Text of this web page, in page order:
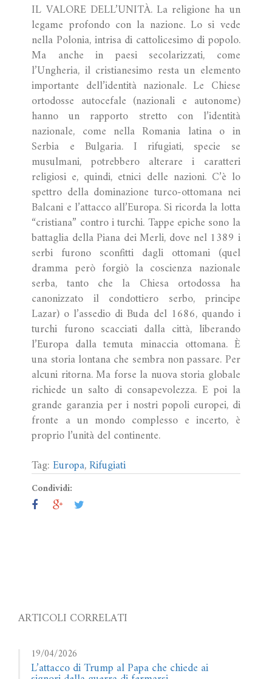
IL VALORE DELL’UNITÀ. La religione ha un
legame profondo con la nazione. Lo si vede
nella Polonia, intrisa di cattolicesimo di popolo.
Ma anche in paesi secolarizzati, come
l’Ungheria, il cristianesimo resta un elemento
importante dell’identità nazionale. Le Chiese
ortodosse autocefale (nazionali e autonome)
hanno un rapporto stretto con l’identità
nazionale, come nella Romania latina o in
Serbia e Bulgaria. I rifugiati, specie se
musulmani, potrebbero alterare i caratteri
religiosi e, quindi, etnici delle nazioni. C’è lo
spettro della dominazione turco-ottomana nei
Balcani e l’attacco all’Europa. Si ricorda la lotta
“cristiana” contro i turchi. Tappe epiche sono la
battaglia della Piana dei Merli, dove nel 1389 i
serbi furono sconfitti dagli ottomani (quel
dramma però forgiò la coscienza nazionale
serba, tanto che la Chiesa ortodossa ha
canonizzato il condottiero serbo, principe
Lazar) o l’assedio di Buda del 1686, quando i
turchi furono scacciati dalla città, liberando
l’Europa dalla temuta minaccia ottomana. È
una storia lontana che sembra non passare. Per
alcuni ritorna. Ma forse la nuova storia globale
richiede un salto di consapevolezza. E poi la
grande garanzia per i nostri popoli europei, di
fronte a un mondo complesso e incerto, è
proprio l’unità del continente.
Tag:Europa,Rifugiati
Condividi:
ARTICOLI CORRELATI
19/04/2026
L’attacco di Trump al Papa che chiede ai